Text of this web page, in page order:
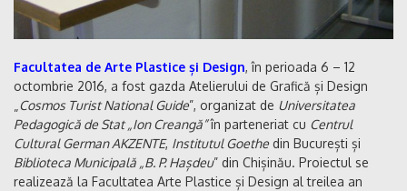
Facultatea de Arte Plastice și Design, în perioada 6 – 12
octombrie 2016, a fost gazda Atelierului de Grafică și Design
Cosmos Turist National Guide”, organizat de Universitatea
Pedagogică de Stat „Ion Creangă”în parteneriat cu Centrul
Cultural German AKZENTE, Institutul Goethe din București și
Biblioteca Municipală „B. P. Hașdeu” din Chișinău. Proiectul se
realizează la Facultatea Arte Plastice și Design al treilea an